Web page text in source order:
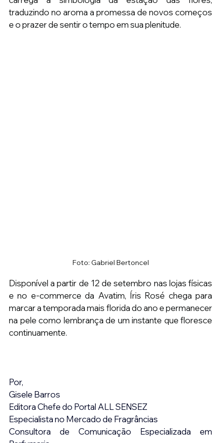
traduzindo no aroma a promessa de novos começos
e o prazer de sentir o tempo em sua plenitude.
Foto: Gabriel Bertoncel
Disponível a partir de 12 de setembro nas lojas físicas
e no e-commerce da Avatim, Íris Rosé chega para
marcar a temporada mais florida do ano e permanecer
na pele como lembrança de um instante que floresce
continuamente.
Por,
Gisele Barros
Editora Chefe do Portal ALL SENSEZ
Especialista no Mercado de Fragrâncias
Consultora de Comunicação Especializada em